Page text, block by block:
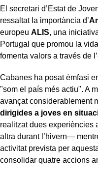
El secretari d’Estat de
ressaltat la importància d’
europeu ALIS, una
Portugal que promou la
fomenta valors a través de
Cabanes ha posat èmfasi
"som el país més actiu". A
avançat considerablement
dirigides a joves en
realitzat dues experiències
altra durant l’hivern—
activitat prevista per
consolidar quatre accions